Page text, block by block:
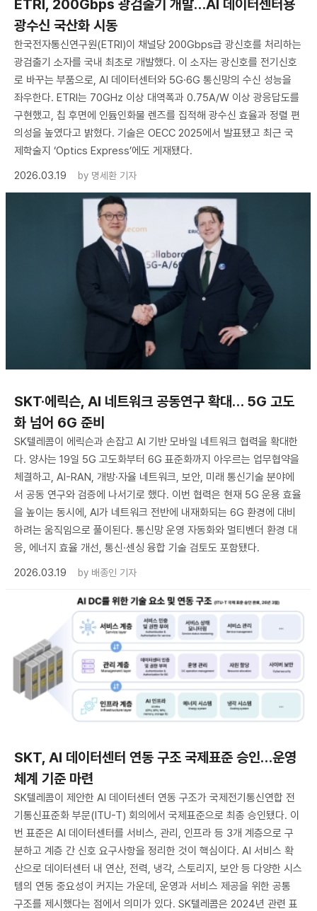
ETRI, 200Gbps 광검출기 개발…AI 데이터센터용
광수신 국산화 시동
한국전자통신연구원(ETRI)이 채널당 200Gbps급 광신호를 처리하는
광검출기 소자를 국내 최초로 개발했다. 이 소자는 광신호를 전기신호
로 바꾸는 부품으로, AI 데이터센터와 5G·6G 통신망의 수신 성능을
좌우한다. ETRI는 70GHz 이상 대역폭과 0.75A/W 이상 광응답도를
구현했고, 칩 후면에 인듐인화물 렌즈를 집적해 광수신 효율과 정렬 편
의성을 높였다고 밝혔다. 기술은 OECC 2025에서 발표됐고 최근 국
제학술지 ‘Optics Express’에도 게재됐다.
2026.03.19
by 명세환 기자
SKT·에릭슨, AI 네트워크 공동연구 확대… 5G 고도
화 넘어 6G 준비
SK텔레콤이 에릭슨과 손잡고 AI 기반 모바일 네트워크 협력을 확대한
다. 양사는 19일 5G 고도화부터 6G 표준화까지 아우르는 업무협약을
체결하고, AI-RAN, 개방·자율 네트워크, 보안, 미래 통신기술 분야에
서 공동 연구와 검증에 나서기로 했다. 이번 협력은 현재 5G 운용 효율
을 높이는 동시에, AI가 네트워크 전반에 내재화되는 6G 환경에 대비
하려는 움직임으로 풀이된다. 통신망 운영 자동화와 멀티벤더 환경 대
응, 에너지 효율 개선, 통신·센싱 융합 기술 검토도 포함됐다.
2026.03.19
by 배종인 기자
SKT, AI 데이터센터 연동 구조 국제표준 승인…운영
체계 기준 마련
SK텔레콤이 제안한 AI 데이터센터 연동 구조가 국제전기통신연합 전
기통신표준화 부문(ITU-T) 회의에서 국제표준으로 최종 승인됐다. 이
번 표준은 AI 데이터센터를 서비스, 관리, 인프라 등 3개 계층으로 구
분하고 계층 간 신호 요구사항을 정리한 것이 핵심이다. AI 서비스 확
산으로 데이터센터 내 연산, 전력, 냉각, 스토리지, 보안 등 다양한 시스
템의 연동 중요성이 커지는 가운데, 운영과 서비스 제공을 위한 공통
구조를 제시했다는 점에서 의미가 있다. SK텔레콤은 2024년 관련 표